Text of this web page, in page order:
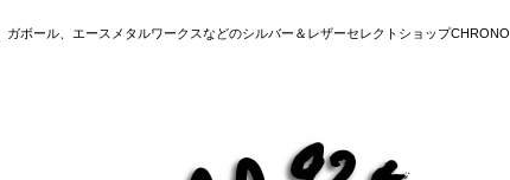
ガボール、エースメタルワークスなどのシルバー＆レザーセレクトショップCHRONO